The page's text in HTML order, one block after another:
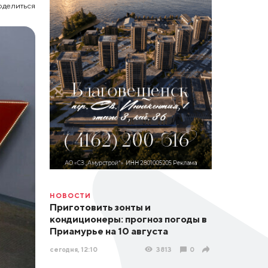
НОВОСТИ
Приготовить зонты и
кондиционеры: прогноз погоды в
Приамурье на 10 августа
сегодня, 12:10 3813 0